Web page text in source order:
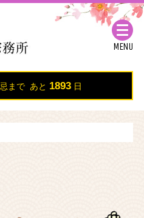
MENU
まで あと 1893 日